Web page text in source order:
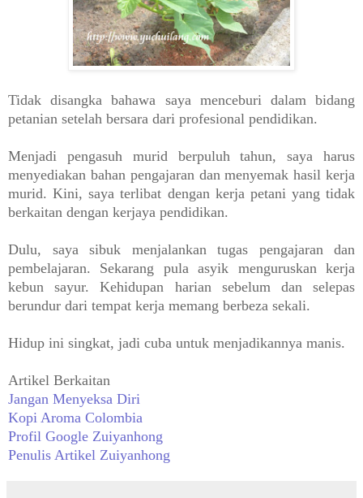
Tidak disangka bahawa saya menceburi dalam bidang
petanian setelah bersara dari profesional pendidikan.
Menjadi pengasuh murid berpuluh tahun, saya harus
menyediakan bahan pengajaran dan menyemak hasil kerja
murid. Kini, saya terlibat dengan kerja petani yang tidak
berkaitan dengan kerjaya pendidikan.
Dulu, saya sibuk menjalankan tugas pengajaran dan
pembelajaran. Sekarang pula asyik menguruskan kerja
kebun sayur. Kehidupan harian sebelum dan selepas
berundur dari tempat kerja memang berbeza sekali.
Hidup ini singkat, jadi cuba untuk menjadikannya manis.
Artikel Berkaitan
Jangan Menyeksa Diri
Kopi Aroma Colombia
Profil Google Zuiyanhong
Penulis Artikel Zuiyanhong